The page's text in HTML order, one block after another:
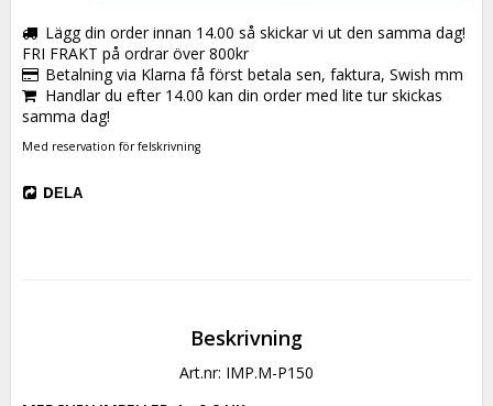
Lägg din order innan 14.00 så skickar vi ut den samma dag!
FRI FRAKT på ordrar över 800kr
Betalning via Klarna få först betala sen, faktura, Swish mm
Handlar du efter 14.00 kan din order med lite tur skickas
samma dag!
Med reservation för felskrivning
DELA
Beskrivning
Art.nr: IMP.M-P150